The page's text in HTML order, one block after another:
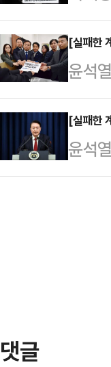
협력…
다”고
상황
간)
육군
따라 '
를 고
졌고,
상황
리스
에 따
탄핵
[실패한
윤석
포한
포는
주화
실질
[실패한
윤석
있다.
댓글